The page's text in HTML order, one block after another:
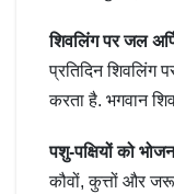
शिवलिंग पर जल
प्रतिदिन शिवलिंग
करता है. भगवान
पशु-पक्षियों को
कौवों, कुत्तों और